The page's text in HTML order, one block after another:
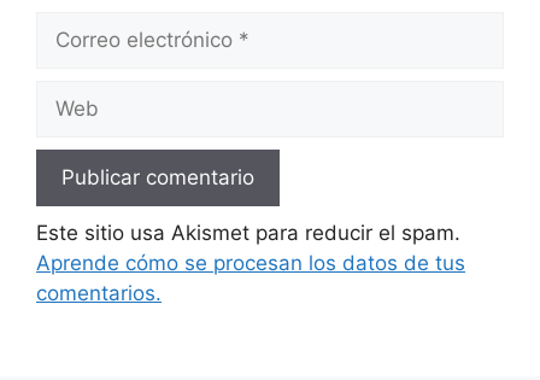
Correo
Web
Este sitio usa Akismet para reducir el spam.
Aprende cómo se procesan los datos de tus
comentarios.